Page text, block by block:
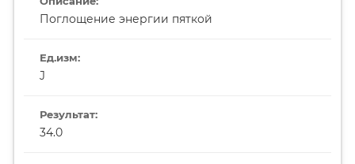
Поглощение энергии пяткой
J
34.0